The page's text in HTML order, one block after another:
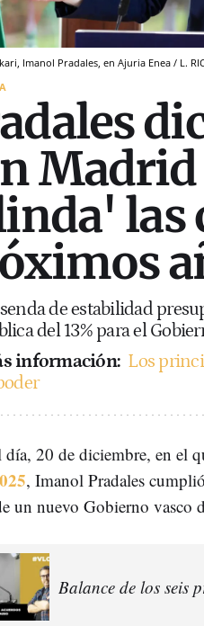
Imanol Pradales, en Ajuria Enea / L.
Madrid
las
de estabilidad
del 13% para el
información: Los
día, 20 de diciembre, en el
, Imanol Pradales
un nuevo Gobierno vasco
Balance de los seis